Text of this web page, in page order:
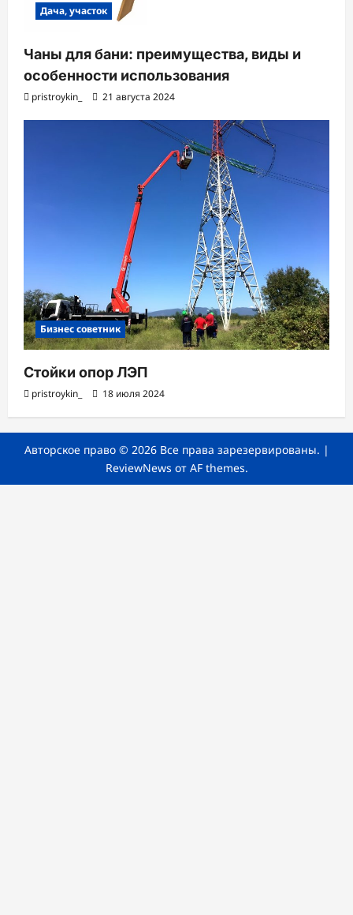
Дача, участок
Чаны для бани: преимущества, виды и
особенности использования
pristroykin_ 21 августа 2024
Бизнес советник
Стойки опор ЛЭП
pristroykin_ 18 июля 2024
Авторское право © 2026 Все права зарезервированы. |
ReviewNews от AF themes.